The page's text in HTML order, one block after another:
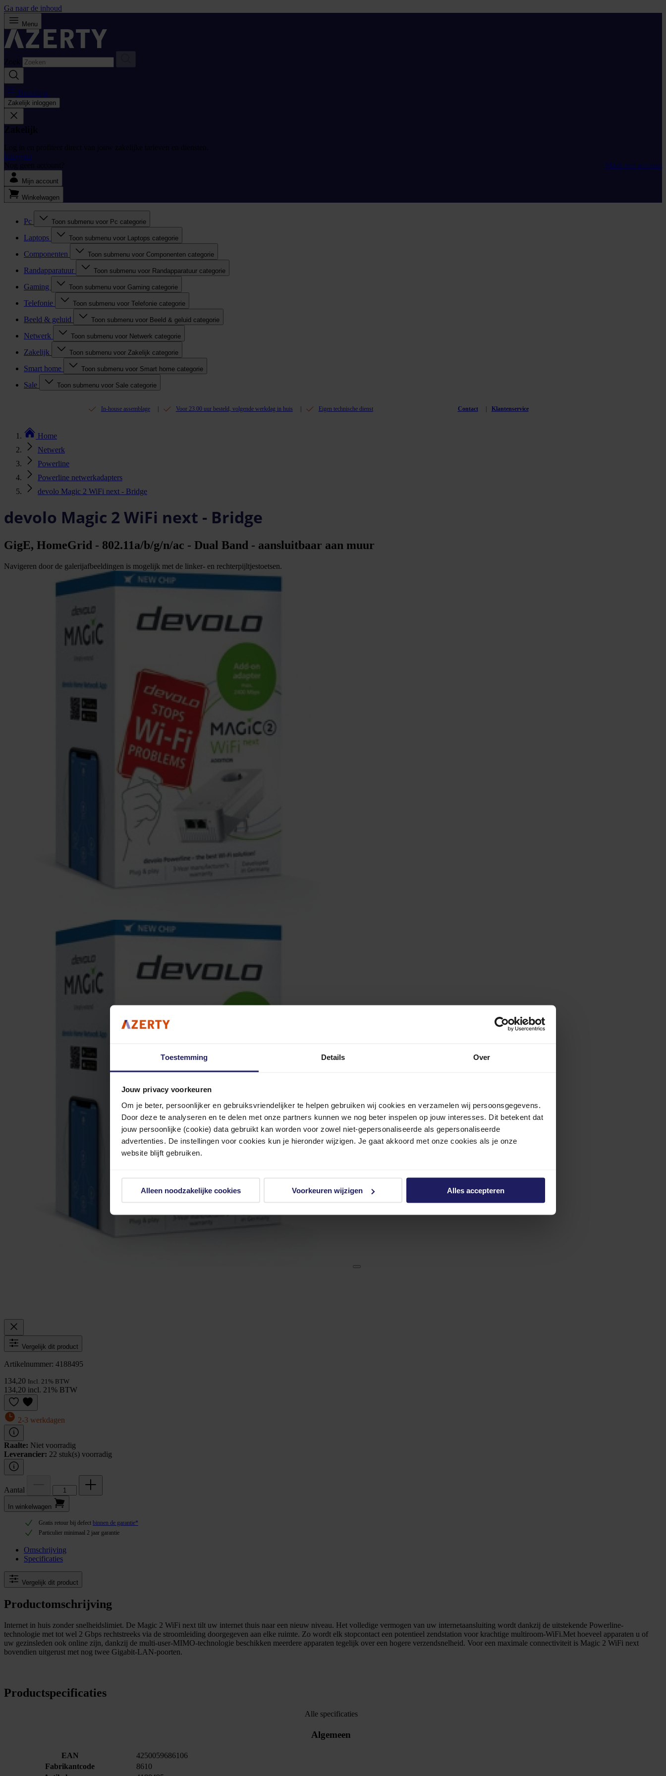
Toestemming Details Over
Jouw privacy voorkeuren
Om je beter, persoonlijker en gebruiksvriendelijker te helpen gebruiken wij cookies en verzamelen wij persoonsgegevens.
Door deze te analyseren en te delen met onze partners kunnen we nog beter inspelen op jouw interesses. Dit betekent dat
jouw persoonlijke (cookie) data gebruikt kan worden voor zowel niet-gepersonaliseerde als gepersonaliseerde
advertenties. De instellingen voor cookies kun je hieronder wijzigen. Je gaat akkoord met onze cookies als je onze
website blijft gebruiken.
Alleen noodzakelijke cookies Voorkeuren wijzigen Alles accepteren
Ga naar de inhoud
Menu
Zoek
Bestellijst
Zakelijk inloggen
Zakelijk
Log in en profiteer direct van jouw zakelijke tarieven en diensten.
Inloggen
Nog geen account?
Maak een account
Mijn account
Winkelwagen
Pc Toon submenu voor Pc categorie
Laptops Toon submenu voor Laptops categorie
Componenten Toon submenu voor Componenten categorie
Randapparatuur Toon submenu voor Randapparatuur categorie
Gaming Toon submenu voor Gaming categorie
Telefonie Toon submenu voor Telefonie categorie
Beeld & geluid Toon submenu voor Beeld & geluid categorie
Netwerk Toon submenu voor Netwerk categorie
Zakelijk Toon submenu voor Zakelijk categorie
Smart home Toon submenu voor Smart home categorie
Sale Toon submenu voor Sale categorie
In-house assemblage Voor 23.00 uur besteld, volgende werkdag in huis Eigen technische dienst Contact Klantenservice
Home
Netwerk
Powerline
Powerline netwerkadapters
devolo Magic 2 WiFi next - Bridge
devolo Magic 2 WiFi next - Bridge
GigE, HomeGrid - 802.11a/b/g/n/ac - Dual Band - aansluitbaar aan muur
Navigeren door de galerijafbeeldingen is mogelijk met de linker- en rechterpijltjestoetsen.
Vergelijk dit product
Artikelnummer: 4188495
134,20 Incl. 21% BTW
134,20 incl. 21% BTW
2-3 werkdagen
Raalte: Niet voorradig
Leverancier: 22 stuk(s) voorradig
Aantal
In winkel­wagen
Gratis retour bij defect binnen de garantie*
Particulier minimaal 2 jaar garantie
Omschrijving
Specificaties
Vergelijk dit product
Productomschrijving
Internet in huis zonder snelheidslimiet. De Magic 2 WiFi next tilt uw internet thuis naar een nieuw niveau. Het volledige vermogen van uw internetaansluiting wordt dankzij de uitstekende Powerline-
technologie met tot wel 2 Gbps rechtstreeks via de stroomleiding doorgegeven aan elke ruimte. Zo wordt elk stopcontact een potentieel zendstation voor krachtige multiroom-WiFi.Met hoeveel apparaten u of
uw gezinsleden ook online zijn, dankzij de multi-user-MIMO-technologie beschikken meerdere apparaten tegelijk over een hogere verzendsnelheid. Voor een maximale connectiviteit is Magic 2 WiFi next
bovendien uitgerust met nog twee Gigabit-LAN-poorten.
Productspecificaties
Alle specificaties
Algemeen
EAN
4250059686106
Fabrikantcode
8610